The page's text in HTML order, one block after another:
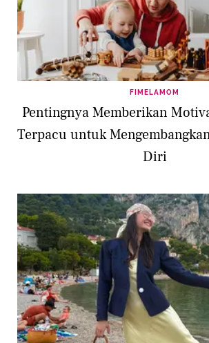
FIMELAMOM
Pentingnya Memberikan
Terpacu untuk
Diri